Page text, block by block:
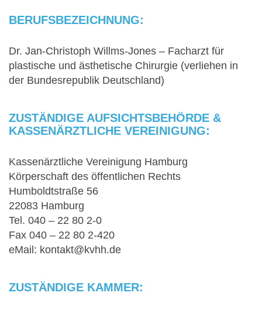
BERUFSBEZEICHNUNG:
Dr. Jan-Christoph Willms-Jones – Facharzt für
plastische und ästhetische Chirurgie (verliehen in
der Bundesrepublik Deutschland)
ZUSTÄNDIGE AUFSICHTSBEHÖRDE &
KASSENÄRZTLICHE VEREINIGUNG:
Kassenärztliche Vereinigung Hamburg
Körperschaft des öffentlichen Rechts
Humboldtstraße 56
22083 Hamburg
Tel. 040 – 22 80 2-0
Fax 040 – 22 80 2-420
eMail: kontakt@kvhh.de
ZUSTÄNDIGE KAMMER: